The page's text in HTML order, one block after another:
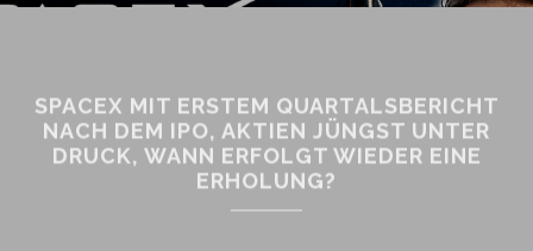
SPACEX MIT ERSTEM QUARTALSBERICHT
NACH DEM IPO, AKTIEN JÜNGST UNTER
DRUCK, WANN ERFOLGT WIEDER EINE
ERHOLUNG?